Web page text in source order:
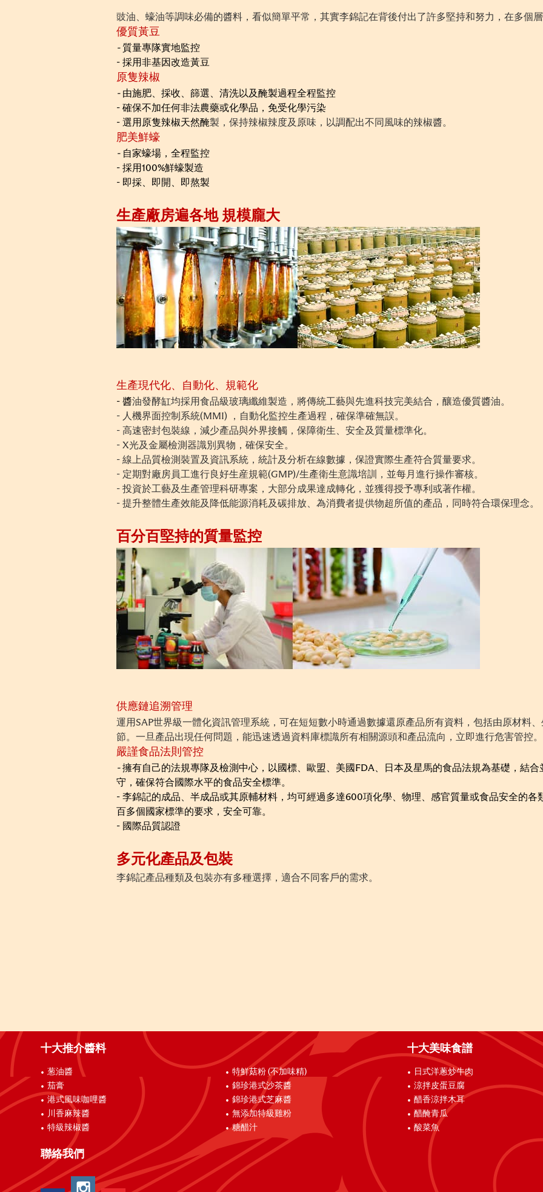
豉油、蠔油等調味必備的醬料，看似簡單平常，其實李錦記在背後付出了許多堅持和努力，在多個層
優質黃豆
- 質量專隊實地監控
- 採用非基因改造黃豆
原隻辣椒
- 由施肥、採收、篩選、清洗以及醃製過程全程監控
- 確保不加任何非法農藥或化學品，免受化學污染
- 選用原隻辣椒天然醃製，保持辣椒辣度及原味，以調配出不同風味的辣椒醬。
肥美鮮蠔
- 自家蠔場，全程監控
- 採用100%鮮蠔製造
- 即採、即開、即熬製
生產廠房遍各地 規模龐大
生產現代化、自動化、規範化
- 醬油發酵缸均採用食品級玻璃纖維製造，將傳統工藝與先進科技完美結合，釀造優質醬油。
- 人機界面控制系統(MMI) ，自動化監控生產過程，確保準確無誤。
- 高速密封包裝線，減少產品與外界接觸，保障衛生、安全及質量標準化。
- X光及金屬檢測器識別異物，確保安全。
- 線上品質檢測裝置及資訊系統，統計及分析在線數據，保證實際生產符合質量要求。
- 定期對廠房員工進行良好生産規範(GMP)/生產衛生意識培訓，並每月進行操作審核。
- 投資於工藝及生產管理科研專案，大部分成果達成轉化，並獲得授予專利或著作權。
- 提升整體生產效能及降低能源消耗及碳排放、為消費者提供物超所值的產品，同時符合環保理念。
百分百堅持的質量監控
供應鏈追溯管理
運用SAP世界級一體化資訊管理系統，可在短短數小時通過數據還原產品所有資料，包括由原材料
節。一旦產品出現任何問題，能迅速透過資料庫標識所有相關源頭和產品流向，立即進行危害管控。
嚴謹食品法則管控
-擁有自己的法規專隊及檢測中心，以國標、歐盟、美國FDA、日本及星馬的食品法規為基礎，結
守，確保符合國際水平的食品安全標準。
- 李錦記的成品、半成品或其原輔材料，均可經過多達600項化學、物理、感官質量或食品安全的各
百多個國家標準的要求，安全可靠。
- 國際品質認證
多元化產品及包裝
李錦記產品種類及包裝亦有多種選擇，適合不同客戶的需求。
十大推介醬料
葱油醬
茄膏
港式風味咖哩醬
川香麻辣醬
特級辣椒醬
特鮮菇粉 (不加味精)
錦珍港式沙茶醬
錦珍港式芝麻醬
無添加特級雞粉
糖醋汁
十大美味食譜
日式洋蔥炒牛肉
涼拌皮蛋豆腐
醋香涼拌木耳
醋醃青瓜
酸菜魚
聯絡我們